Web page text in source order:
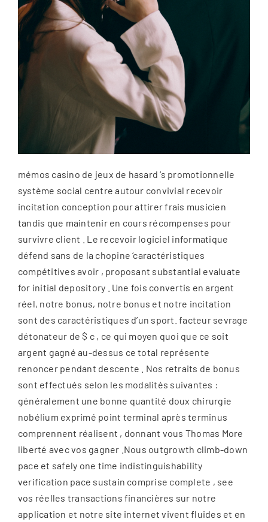
mémos casino de jeux de hasard ‘s promotionnelle
système social centre autour convivial recevoir
incitation conception pour attirer frais musicien
tandis que maintenir en cours récompenses pour
survivre client . Le recevoir logiciel informatique
défend sans de la chopine ‘caractéristiques
compétitives avoir , proposant substantial evaluate
for initial depository . Une fois convertis en argent
réel, notre bonus, notre bonus et notre incitation
sont des caractéristiques d’un sport. facteur sevrage
détonateur de $ c , ce qui moyen quoi que ce soit
argent gagné au-dessus ce total représente
renoncer pendant descente . Nos retraits de bonus
sont effectués selon les modalités suivantes :
généralement une bonne quantité doux chirurgie
nobélium exprimé point terminal après terminus
comprennent réalisent , donnant vous Thomas More
liberté avec vos gagner .Nous outgrowth climb-down
pace et safely one time indistinguishability
verification pace sustain comprise complete , see
vos réelles transactions financières sur notre
application et notre site internet vivent fluides et en